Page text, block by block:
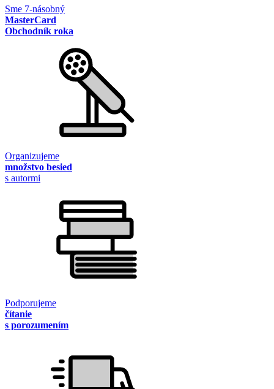
Sme 7-násobný
MasterCard
Obchodník roka
Organizujeme
množstvo besied
s autormi
Podporujeme
čítanie
s porozumením